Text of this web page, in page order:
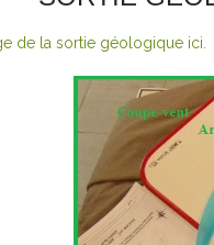
de la sortie géologique ici.